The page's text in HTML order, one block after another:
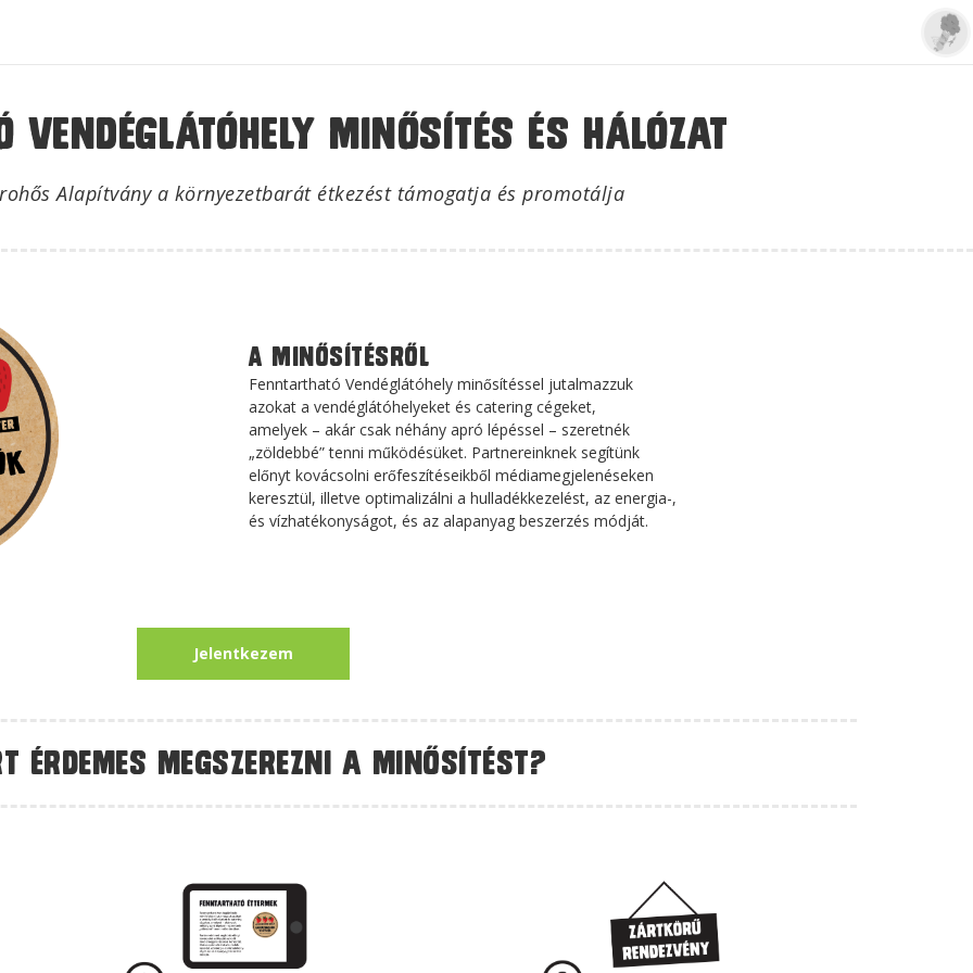
vendéglátóhely minősítés és hálózat
Alapítvány a környezetbarát étkezést támogatja és promotálja
A minősítésről
Fenntartható Vendéglátóhely minősítéssel jutalmazzuk
azokat a vendéglátóhelyeket és catering cégeket,
amelyek – akár csak néhány apró lépéssel – szeretnék
„zöldebbé” tenni működésüket. Partnereinknek segítünk
előnyt kovácsolni erőfeszítéseikből médiamegjelenéseken
keresztül, illetve optimalizálni a hulladékkezelést, az energia-,
és vízhatékonyságot, és az alapanyag beszerzés módját.
Jelentkezem
érdemes megszerezni a minősítést?